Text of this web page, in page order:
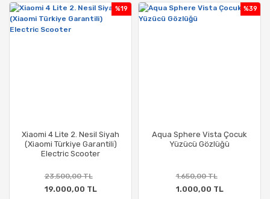
Xiaomi 4 Lite 2. Nesil Siyah
(Xiaomi Türkiye Garantili)
Electric Scooter
%19
23.500,00 TL
19.000,00 TL
Aqua Sphere Vista Çocuk
Yüzücü Gözlüğü
%39
1.650,00 TL
1.000,00 TL